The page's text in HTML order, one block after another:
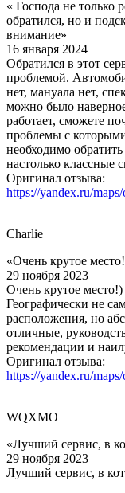
« Господа не только
обратился, но и
внимание»
16 января 2024
Обратился в этот
проблемой.
нет, мануала нет,
можно было
работает, сможете
проблемы с
необходимо
настолько классные
Оригинал отзыва:
https://yandex.ru/
Charlie
«Очень крутое
29 ноября 2023
Очень крутое
Географически не
расположения, но
отличные,
рекомендации и
Оригинал отзыва:
https://yandex.ru/
WQXMO
«Лучший сервис, в
29 ноября 2023
Лучший сервис, в